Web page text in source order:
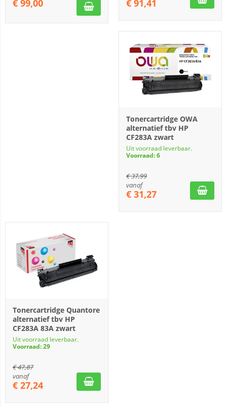
€ 99,00 € 91,41
Tonercartridge OWA
alternatief tbv HP
CF283A zwart
Uit voorraad leverbaar.
Voorraad: 6
€37,99
vanaf
€ 31,27
Tonercartridge Quantore
alternatief tbv HP
CF283A 83A zwart
Uit voorraad leverbaar.
Voorraad: 29
€47,87
vanaf
€ 27,24